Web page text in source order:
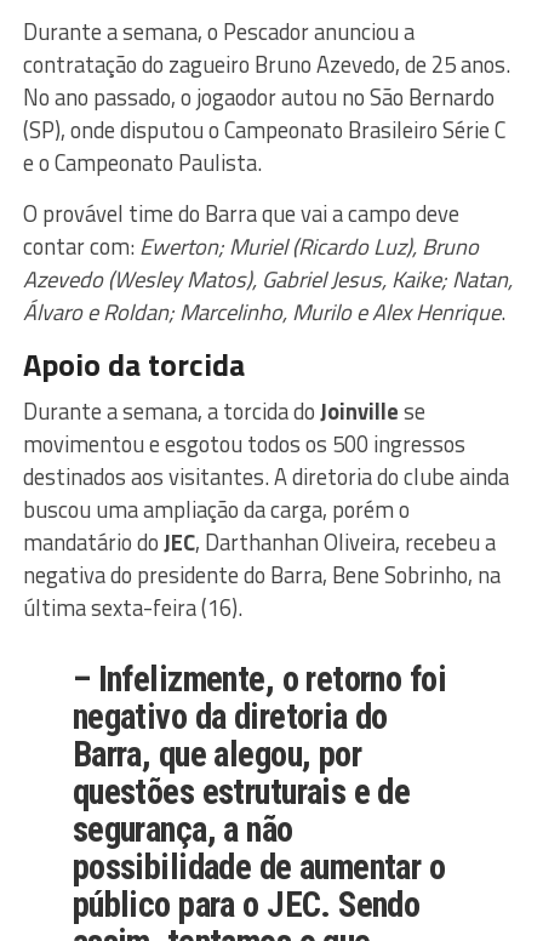
Durante a semana, o Pescador anunciou a
contratação do zagueiro Bruno Azevedo, de 25 anos.
No ano passado, o jogaodor autou no São Bernardo
(SP), onde disputou o Campeonato Brasileiro Série C
e o Campeonato Paulista.
O provável time do Barra que vai a campo deve
contar com:Ewerton; Muriel (Ricardo Luz), Bruno
Azevedo (Wesley Matos), Gabriel Jesus, Kaike; Natan,
Álvaro e Roldan; Marcelinho, Murilo e Alex Henrique.
Apoio da torcida
Durante a semana, a torcida doJoinvillese
movimentou e esgotou todos os 500 ingressos
destinados aos visitantes. A diretoria do clube ainda
buscou uma ampliação da carga, porém o
mandatário doJEC, Darthanhan Oliveira, recebeu a
negativa do presidente do Barra, Bene Sobrinho, na
última sexta-feira (16).
– Infelizmente, o retorno foi
negativo da diretoria do
Barra, que alegou, por
questões estruturais e de
segurança, a não
possibilidade de aumentar o
público para o JEC. Sendo